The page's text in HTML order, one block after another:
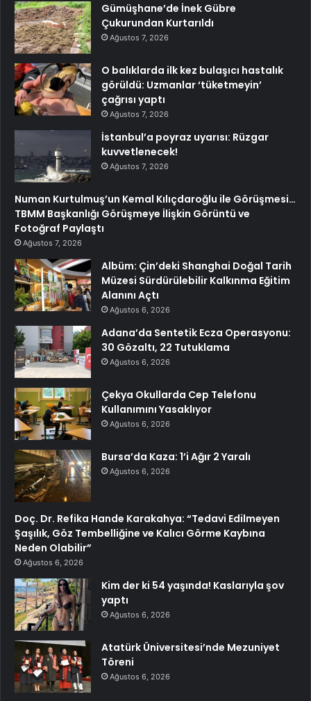
Gümüşhane’de İnek Gübre
Çukurundan Kurtarıldı
Ağustos 7, 2026
O balıklarda ilk kez bulaşıcı hastalık
görüldü: Uzmanlar ‘tüketmeyin’
çağrısı yaptı
Ağustos 7, 2026
İstanbul’a poyraz uyarısı: Rüzgar
kuvvetlenecek!
Ağustos 7, 2026
Numan Kurtulmuş’un Kemal Kılıçdaroğlu ile Görüşmesi…
TBMM Başkanlığı Görüşmeye İlişkin Görüntü ve
Fotoğraf Paylaştı
Ağustos 7, 2026
Albüm: Çin’deki Shanghai Doğal Tarih
Müzesi Sürdürülebilir Kalkınma Eğitim
Alanını Açtı
Ağustos 6, 2026
Adana’da Sentetik Ecza Operasyonu:
30 Gözaltı, 22 Tutuklama
Ağustos 6, 2026
Çekya Okullarda Cep Telefonu
Kullanımını Yasaklıyor
Ağustos 6, 2026
Bursa’da Kaza: 1’i Ağır 2 Yaralı
Ağustos 6, 2026
Doç. Dr. Refika Hande Karakahya: “Tedavi Edilmeyen
Şaşılık, Göz Tembelliğine ve Kalıcı Görme Kaybına
Neden Olabilir”
Ağustos 6, 2026
Kim der ki 54 yaşında! Kaslarıyla şov
yaptı
Ağustos 6, 2026
Atatürk Üniversitesi’nde Mezuniyet
Töreni
Ağustos 6, 2026